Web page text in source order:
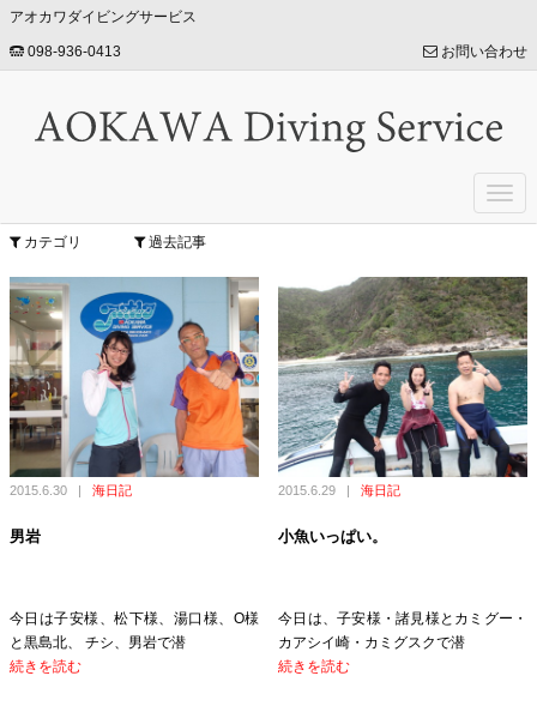
アオカワダイビングサービス
098-936-0413 お問い合わせ
カテゴリ 過去記事
2015.6.30 | 海日記
男岩
今日は子安様、松下様、湯口様、O様
と黒島北、 チシ、男岩で潜
続きを読む
2015.6.29 | 海日記
小魚いっぱい。
今日は、子安様・諸見様とカミグー・
カアシイ崎・カミグスクで潜
続きを読む